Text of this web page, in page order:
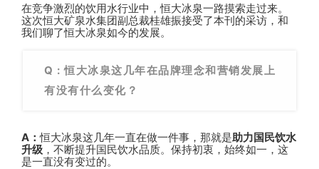
在竞争激烈的饮用水行业中，恒大冰泉一路摸索走过来。
这次恒大矿泉水集团副总裁桂雄振接受了本刊的采访，和
我们聊了恒大冰泉如今的发展。
Q : 恒大冰泉这几年在品牌理念和营销发展上
有没有什么变化？
A：恒大冰泉这几年一直在做一件事，那就是助力国民饮水
升级 ，不断提升国民饮水品质。保持初衷，始终如一，这
是一直没有变过的。